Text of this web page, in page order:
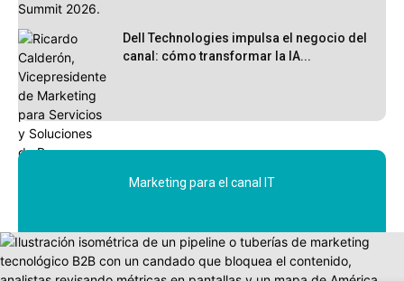
Dell Technologies impulsa el negocio del
canal: cómo transformar la IA...
Marketing para el canal IT